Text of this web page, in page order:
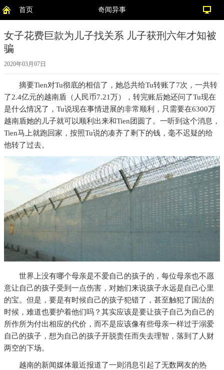
首页 奇闻异事
女子花费巨款为儿子找关系 儿子获刑六年才知被
骗
2020年03月07日
摘要Tien对Tu彻底的相信了，她总共给Tu转账了7次，一共转
了2.4亿元的越南盾（人民币7.21万），转完账后她还问了Tu现在
是什么情况了，Tu说现在事情进展的非常顺利，只需要在6300万
越南盾她的儿子就可以顺利出来和Tien团圆了。一听到这个消息，
Tien马上就跑回家，按照Tu说的凑齐了剩下的钱，毫不迟疑的给
他转了过去。
世界上没有哪个母亲是不爱自己的孩子的，每位母亲也不愿
意让自己的孩子受到一点伤害，对她们来说孩子永远是自己心里
的宝。但是，要是有时候自己的孩子犯错了，甚至触犯了国法的
时候，难道也要护着他们吗？其实应该是要让孩子自己为自己的
所作所为付出相应的代价，而不是应该像有些母亲一样过于溺爱
自己的孩子，想为自己的孩子开脱责任而失去理智，落到了人财
两空的下场。
越南的新闻媒体最近报道了一则消息引起了无数网友的热